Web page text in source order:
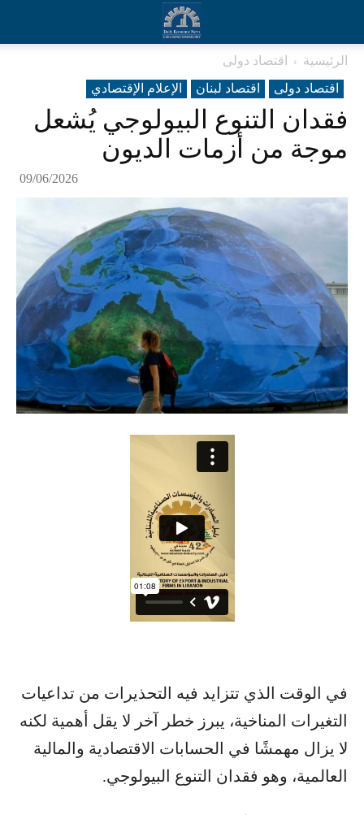
الرئيسية
اقتصاد دولی
اقتصاد دولی
اقتصاد لبنان الإعلام الإقتصادي
فقدان التنوع البيولوجي يُشعل
موجة من أزمات الديون
09/06/2026
في الوقت الذي تتزايد فيه التحذيرات من تداعيات
التغيرات المناخية، يبرز خطر آخر لا يقل أهمية لكنه
لا يزال مهمشًا في الحسابات الاقتصادية والمالية
العالمية، وهو فقدان التنوع البيولوجي.